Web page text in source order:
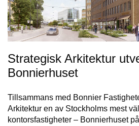
Strategisk Arkitektur
Bonnierhuset
Tillsammans med Bonnier
Arkitektur en av Stockholms mest
kontorsfastigheter – Bonnierhuset